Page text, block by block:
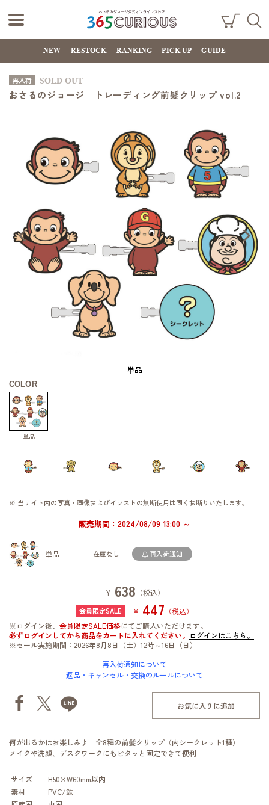
おさるのジョー
ジ公式オンライ
365CURIOUS
ング
カー
NEW RESTOCK RANKING PICK UP GUIDE
再入荷 SOLD OUT
おさるのジョージ トレーディング前髪クリップ vol.2
単品
COLOR
単品
※ 当サイト内の写真・画像およびイラストの無断使用は固くお断りいたします。
販売期間：2024/08/09 13:00 ～
単品 在庫なし 再入荷通知
¥ 638 （税込）
¥ 447 （税込）
※ログイン後、 会員限定SALE価格にてご購入いただけます。
必ずログインしてから商品をカートに入れてください。 ログインはこちら。
※セール実施期間：2026年8月8日（土）12時～16日（日）
再入荷通知について
返品・キャンセル・交換のルールについて
お気に入りに追加
何が出るかはお楽しみ♪ 全8種の前髪クリップ（内シークレット1種）
メイクや洗顔、デスクワークにもピタッと固定できて便利
サイズ
H50×W60mm以内
素材
PVC/鉄